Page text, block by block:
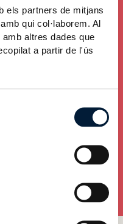
els partners de mitjans
qui col·laborem. Al
altres dades que
a partir de l'ús
realitzades